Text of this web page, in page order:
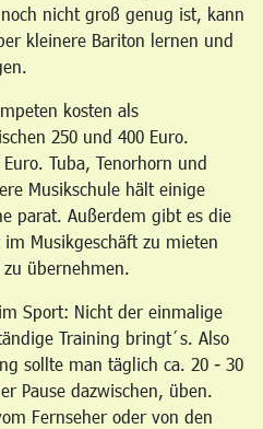
nicht groß genug ist, kann
kleinere Bariton lernen und
kosten als
250 und 400 Euro.
Tuba, Tenorhorn und
Musikschule hält einige
parat. Außerdem gibt es die
Musikgeschäft zu mieten
übernehmen.
Sport: Nicht der einmalige
Training bringt´s. Also
sollte man täglich ca. 20 - 30
Pause dazwischen, üben.
Fernseher oder von den